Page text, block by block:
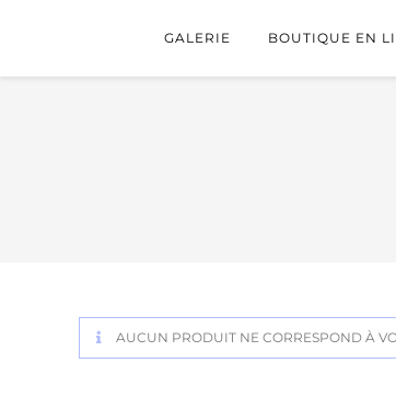
BOUTIQUE EN
GALERIE
AUCUN PRODUIT NE CORRESPOND À